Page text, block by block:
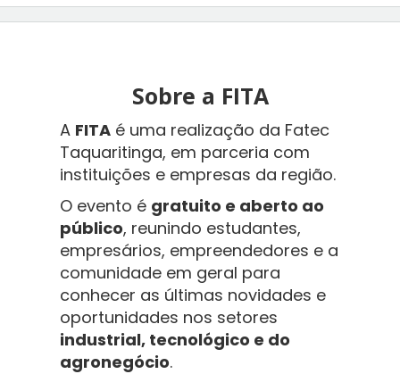
Sobre a FITA
A FITA é uma realização da Fatec
Taquaritinga, em parceria com
instituições e empresas da região.
O evento é gratuito e aberto ao
público, reunindo estudantes,
empresários, empreendedores e a
comunidade em geral para
conhecer as últimas novidades e
oportunidades nos setores
industrial, tecnológico e do
agronegócio.